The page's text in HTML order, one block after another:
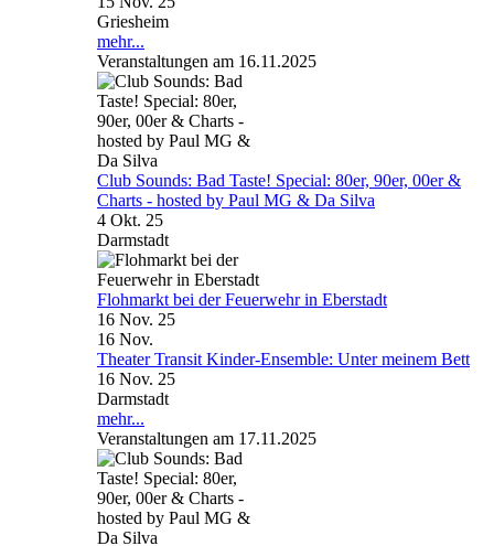
Griesheim
mehr...
Veranstaltungen am 16.11.2025
Club Sounds: Bad Taste! Special: 80er, 90er, 00er &
Charts - hosted by Paul MG & Da Silva
4 Okt. 25
Darmstadt
Flohmarkt bei der Feuerwehr in Eberstadt
16 Nov. 25
16 Nov.
Theater Transit Kinder-Ensemble: Unter meinem Bett
16 Nov. 25
Darmstadt
mehr...
Veranstaltungen am 17.11.2025